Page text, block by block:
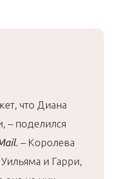
что Диана
– поделился
. – Королева
и Гарри,